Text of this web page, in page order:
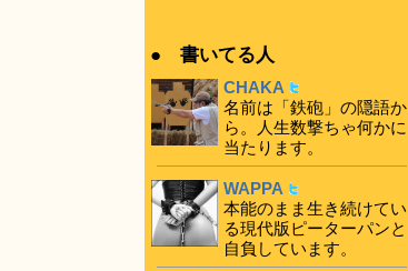
● 書いてる人
CHAKA
名前は「鉄砲」の隠語か
ら。人生数撃ちゃ何かに
当たります。
WAPPA
本能のまま生き続けてい
る現代版ピーターパンと
自負しています。